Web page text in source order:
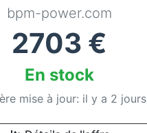
bpm-power.com
2703 €
En stock
mise à jour: il y a 2 jours